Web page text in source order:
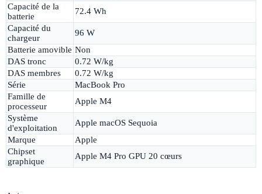
Capacité de la
batterie
72.4 Wh
Capacité du
chargeur
96 W
Batterie amovible Non
DAS tronc
0.72 W/kg
DAS membres
0.72 W/kg
Série
MacBook Pro
Famille de
processeur
Apple M4
Système
d'exploitation
Apple macOS Sequoia
Marque
Apple
Chipset
graphique
Apple M4 Pro GPU 20 cœurs